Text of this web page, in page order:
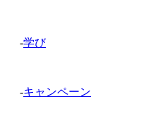
-学び
-キャンペーン